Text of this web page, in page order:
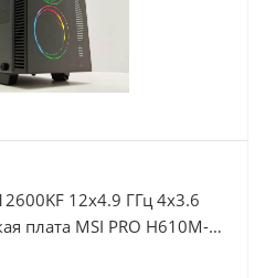
12x4.9 ГГц 4x3.6
плата MSI PRO H610M-E,
Память DDR4 8Gb,